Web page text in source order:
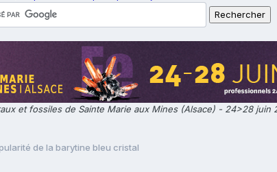
et fossiles de Sainte Marie aux Mines (Alsace) - 24>28 juin
de la barytine bleu cristal